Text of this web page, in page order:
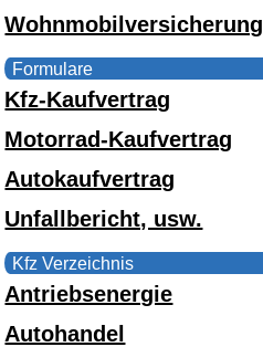
Wohnmobilversicherung
Formulare
Kfz-Kaufvertrag
Motorrad-Kaufvertrag
Autokaufvertrag
Unfallbericht, usw.
Kfz Verzeichnis
Antriebsenergie
Autohandel